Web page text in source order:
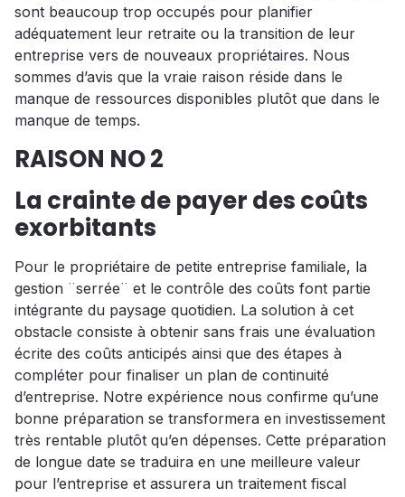
sont beaucoup trop occupés pour planifier
adéquatement leur retraite ou la transition de leur
entreprise vers de nouveaux propriétaires. Nous
sommes d’avis que la vraie raison réside dans le
manque de ressources disponibles plutôt que dans le
manque de temps.
RAISON NO 2
La crainte de payer des coûts
exorbitants
Pour le propriétaire de petite entreprise familiale, la
gestion ¨serrée¨ et le contrôle des coûts font partie
intégrante du paysage quotidien. La solution à cet
obstacle consiste à obtenir sans frais une évaluation
écrite des coûts anticipés ainsi que des étapes à
compléter pour finaliser un plan de continuité
d’entreprise. Notre expérience nous confirme qu’une
bonne préparation se transformera en investissement
très rentable plutôt qu’en dépenses. Cette préparation
de longue date se traduira en une meilleure valeur
pour l’entreprise et assurera un traitement fiscal